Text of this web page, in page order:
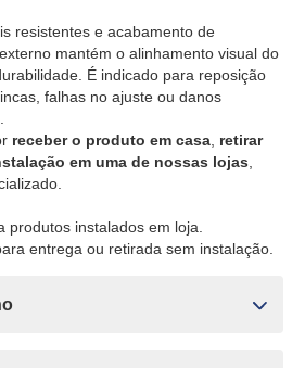
resistentes e acabamento de
mantém o alinhamento visual do
É indicado para reposição
falhas no ajuste ou danos
receber o produto em casa retirar
em uma de nossas lojas
produtos instalados em loja.
entrega ou retirada sem instalação.